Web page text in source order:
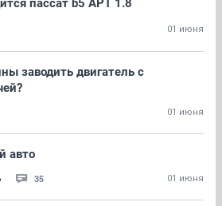
пассат b5 APT 1.8
01 июня
заводить двигатель с
01 июня
авто
35 01 июня